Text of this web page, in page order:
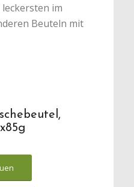
im
Beuteln mit